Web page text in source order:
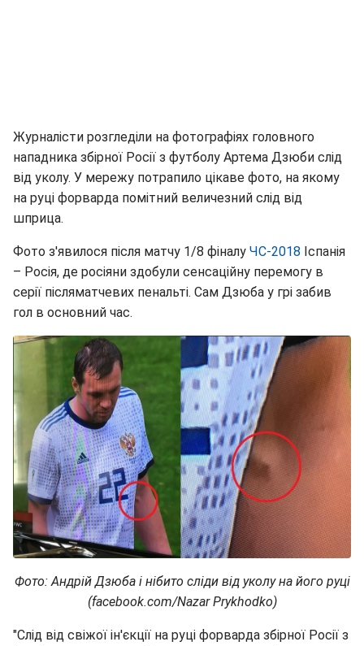
Журналісти розгледіли на фотографіях головного
нападника збірної Росії з футболу Артема Дзюби слід
від уколу. У мережу потрапило цікаве фото, на якому
на руці форварда помітний величезний слід від
шприца.
Фото з'явилося після матчу 1/8 фіналу ЧС-2018 Іспанія
– Росія, де росіяни здобули сенсаційну перемогу в
серії післяматчевих пенальті. Сам Дзюба у грі забив
гол в основний час.
Фото: Андрій Дзюба і нібито сліди від уколу на його руці
(facebook.com/Nazar Prykhodko)
"Слід від свіжої ін'єкції на руці форварда збірної Росії з